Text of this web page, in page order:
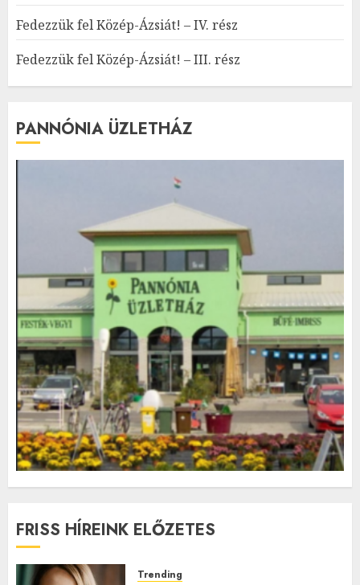
Fedezzük fel Közép-Ázsiát! – IV. rész
Fedezzük fel Közép-Ázsiát! – III. rész
PANNÓNIA ÜZLETHÁZ
FRISS HÍREINK ELŐZETES
Trending